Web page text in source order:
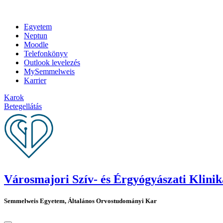
Egyetem
Neptun
Moodle
Telefonkönyv
Outlook levelezés
MySemmelweis
Karrier
Karok
Betegellátás
Városmajori Szív- és Érgyógyászati
Semmelweis Egyetem, Általános Orvostudományi Kar